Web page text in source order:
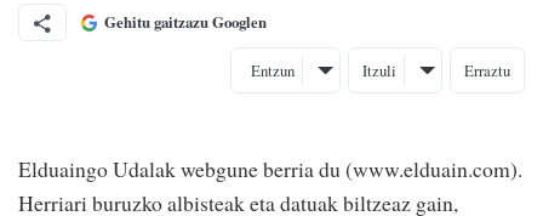
Gehitu gaitzazu Googlen
Entzun Itzuli Erraztu
Elduaingo Udalak webgune berria du (www.elduain.com).
Herriari buruzko albisteak eta datuak biltzeaz gain,